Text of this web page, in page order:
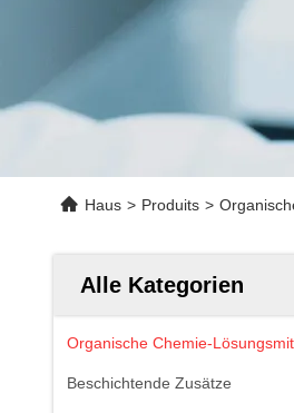
Haus > Produits >
Alle Kategorien
Organische Chemie-
Beschichtende Zusätze